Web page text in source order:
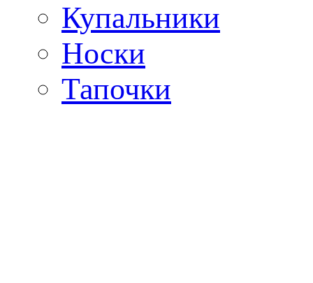
Купальники
Носки
Тапочки